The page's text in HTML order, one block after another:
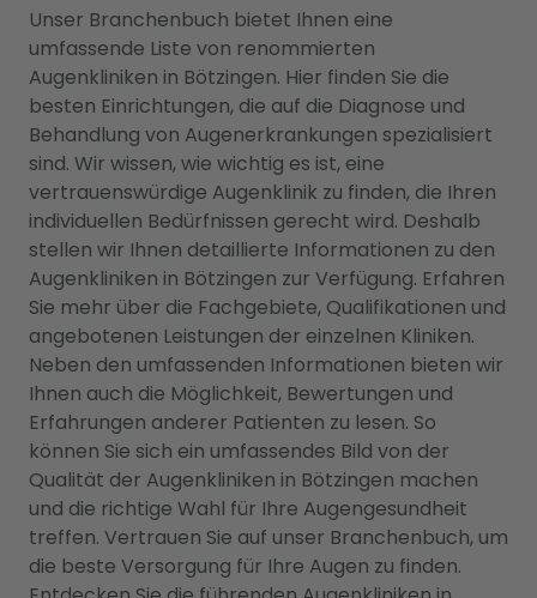
Unser Branchenbuch bietet Ihnen eine
umfassende Liste von renommierten
Augenkliniken in Bötzingen. Hier finden Sie die
besten Einrichtungen, die auf die Diagnose und
Behandlung von Augenerkrankungen spezialisiert
sind. Wir wissen, wie wichtig es ist, eine
vertrauenswürdige Augenklinik zu finden, die Ihren
individuellen Bedürfnissen gerecht wird. Deshalb
stellen wir Ihnen detaillierte Informationen zu den
Augenkliniken in Bötzingen zur Verfügung. Erfahren
Sie mehr über die Fachgebiete, Qualifikationen und
angebotenen Leistungen der einzelnen Kliniken.
Neben den umfassenden Informationen bieten wir
Ihnen auch die Möglichkeit, Bewertungen und
Erfahrungen anderer Patienten zu lesen. So
können Sie sich ein umfassendes Bild von der
Qualität der Augenkliniken in Bötzingen machen
und die richtige Wahl für Ihre Augengesundheit
treffen. Vertrauen Sie auf unser Branchenbuch, um
die beste Versorgung für Ihre Augen zu finden.